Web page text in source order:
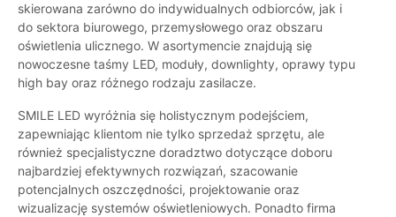
skierowana zarówno do indywidualnych odbiorców, jak i
do sektora biurowego, przemysłowego oraz obszaru
oświetlenia ulicznego. W asortymencie znajdują się
nowoczesne taśmy LED, moduły, downlighty, oprawy typu
high bay oraz różnego rodzaju zasilacze.
SMILE LED wyróżnia się holistycznym podejściem,
zapewniając klientom nie tylko sprzedaż sprzętu, ale
również specjalistyczne doradztwo dotyczące doboru
najbardziej efektywnych rozwiązań, szacowanie
potencjalnych oszczędności, projektowanie oraz
wizualizację systemów oświetleniowych. Ponadto firma